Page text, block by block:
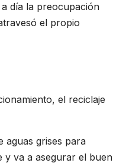
día la preocupación
el propio
el reciclaje
aguas grises para
y va a asegurar el buen